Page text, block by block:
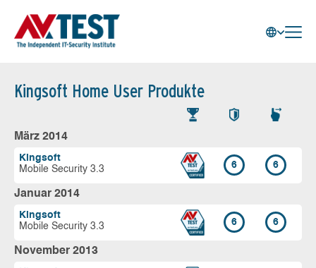
Kingsoft Home User Produkte
März 2014
Kingsoft
Mobile Security 3.3
6 6
Januar 2014
Kingsoft
Mobile Security 3.3
6 6
November 2013